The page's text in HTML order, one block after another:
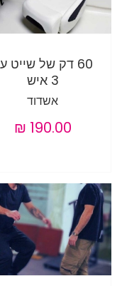
60 דק של שייט
3 איש
אשדוד